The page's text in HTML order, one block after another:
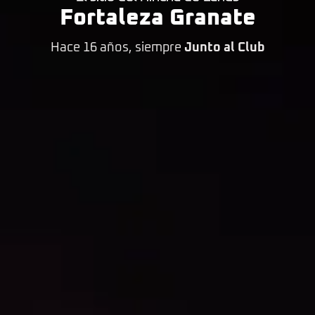
Fortaleza Granate
Hace 16 años, siempre Junto al Club